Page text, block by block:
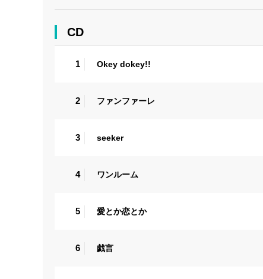
CD
1 Okey dokey!!
2 ファンファーレ
3 seeker
4 ワンルーム
5 愛とか恋とか
6 戯言